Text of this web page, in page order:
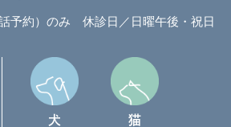
予約）のみ 休診日／日曜午後・祝日
犬 猫